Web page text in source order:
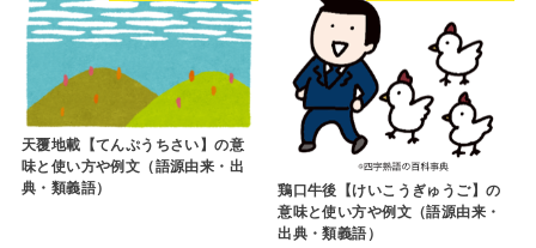
天覆地載【てんぷうちさい】の意
味と使い方や例文（語源由来・出
典・類義語）
鶏口牛後【けいこうぎゅうご】の
意味と使い方や例文（語源由来・
出典・類義語）